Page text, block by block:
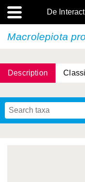
De
Macrolepiota
Description